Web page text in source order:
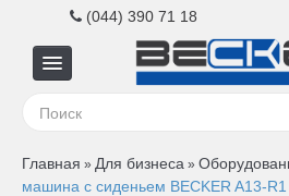
(044) 390 71 18
Для
Главная » Для бизнеса »
машина с сиденьем BECKER A13-